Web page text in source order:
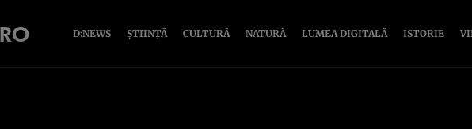
D:NEWS ȘTIINȚĂ CULTURĂ NATURĂ LUMEA DIGITALĂ ISTORIE